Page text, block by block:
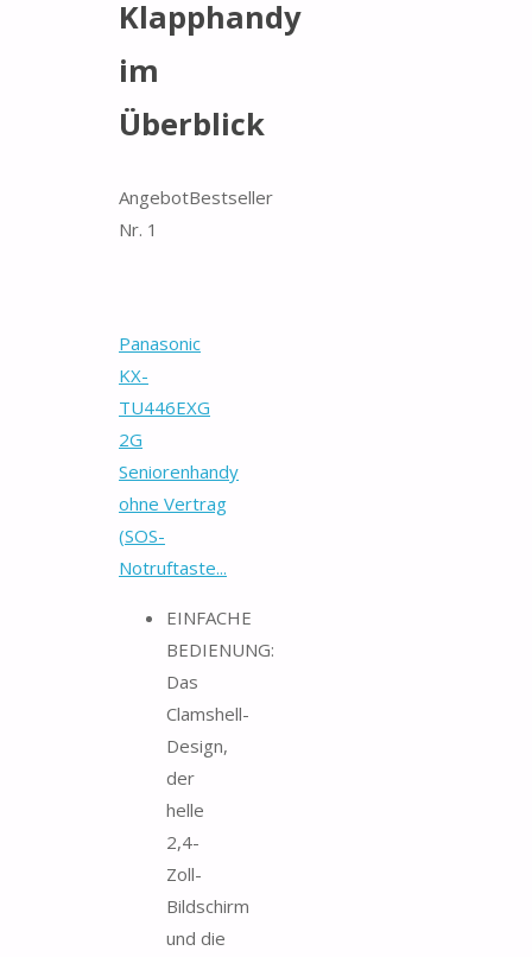
Klapphandy
im
Überblick
AngebotBestseller
Nr. 1
Panasonic
KX-
TU446EXG
2G
Seniorenhandy
ohne Vertrag
(SOS-
Notruftaste...
EINFACHE
BEDIENUNG:
Das
Clamshell-
Design,
der
helle
2,4-
Zoll-
Bildschirm
und die